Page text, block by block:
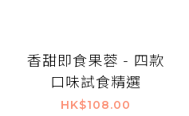
香甜即食果蓉 - 四款
口味試食精選
HK$108.00